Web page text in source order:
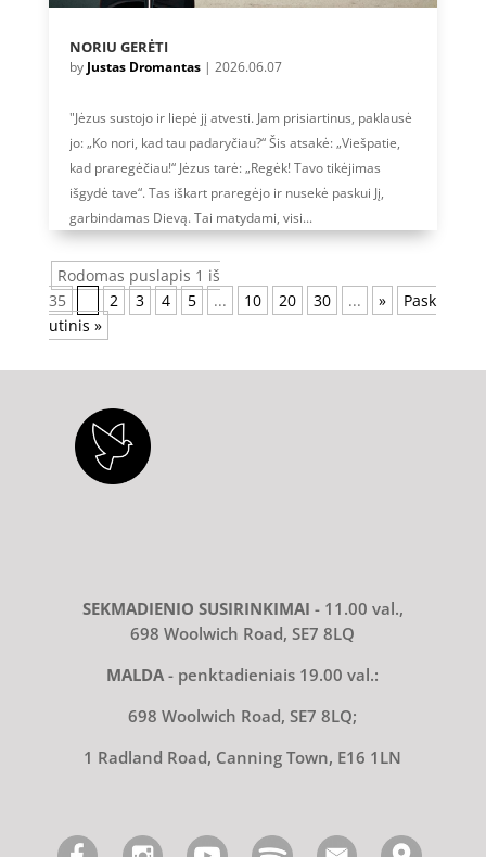
NORIU GERĖTI
by Justas Dromantas| 2026.06.07
"Jėzus sustojo ir liepė jį atvesti. Jam prisiartinus, paklausė
jo: „Ko nori, kad tau padaryčiau?“ Šis atsakė: „Viešpatie,
kad praregėčiau!“ Jėzus tarė: „Regėk! Tavo tikėjimas
išgydė tave“. Tas iškart praregėjo ir nusekė paskui Jį,
garbindamas Dievą. Tai matydami, visi...
Rodomas puslapis 1 iš
35
2 3 4 5 ... 10 20 30 ... »
Pask
utinis »
SEKMADIENIO SUSIRINKIMAI - 11.00 val.,
698 Woolwich Road, SE7 8LQ
MALDA- penktadieniais 19.00 val.:
698 Woolwich Road, SE7 8LQ;
1 Radland Road, Canning Town, E16 1LN